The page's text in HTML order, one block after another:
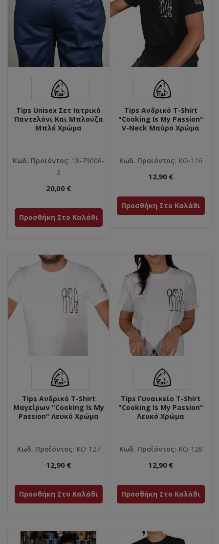
Tips Unisex Σετ Ιατρικό
Παντελόνι Και Μπλούζα
Μπλέ Χρώμα
Κωδ. Προϊόντος: 18-79006-
3
20,00 €
Προσθήκη Στο Καλάθι
Tips Ανδρικό T-Shirt
"Cooking Is My Passion"
V-Neck Mαύρο Χρώμα
Κωδ. Προϊόντος: ΚΟ-126
12,90 €
Προσθήκη Στο Καλάθι
Tips Ανδρικό T-Shirt
Μαγείρων "Cooking Is My
Passion" Λευκό Χρώμα
Κωδ. Προϊόντος: ΚΟ-127
12,90 €
Προσθήκη Στο Καλάθι
Tips Γυναικείο T-Shirt
"Cooking Is My Passion"
Λευκό Χρώμα
Κωδ. Προϊόντος: ΚΟ-128
12,90 €
Προσθήκη Στο Καλάθι